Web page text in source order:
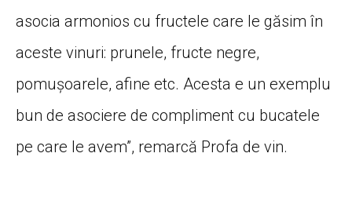
asocia armonios cu fructele care le găsim în
aceste vinuri: prunele, fructe negre,
pomușoarele, afine etc. Acesta e un exemplu
bun de asociere de compliment cu bucatele
pe care le avem”, remarcă Profa de vin.